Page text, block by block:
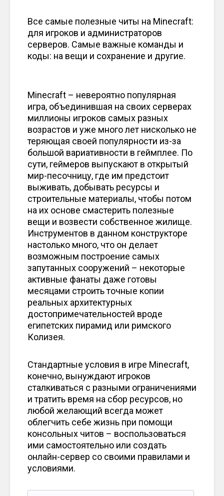
Все самые полезные читы на Minecraft:
для игроков и администраторов
серверов. Самые важные команды и
коды: на вещи и сохранение и другие.
Minecraft – невероятно популярная
игра, объединившая на своих серверах
миллионы игроков самых разных
возрастов и уже много лет нисколько не
теряющая своей популярности из-за
большой вариативности в геймплее. По
сути, геймеров выпускают в открытый
мир-песочницу, где им предстоит
выживать, добывать ресурсы и
строительные материалы, чтобы потом
на их основе смастерить полезные
вещи и возвести собственное жилище.
Инструментов в данном конструкторе
настолько много, что он делает
возможным построение самых
запутанных сооружений – некоторые
активные фанаты даже готовы
месяцами строить точные копии
реальных архитектурных
достопримечательностей вроде
египетских пирамид или римского
Колизея.
Стандартные условия в игре Minecraft,
конечно, вынуждают игроков
сталкиваться с разными ограничениями
и тратить время на сбор ресурсов, но
любой желающий всегда может
облегчить себе жизнь при помощи
консольных читов – воспользоваться
ими самостоятельно или создать
онлайн-сервер со своими правилами и
условиями.